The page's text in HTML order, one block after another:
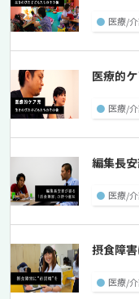
● 医療/
医療的
● 医療/
編集長
● 医療/
摂食障
● 医療/